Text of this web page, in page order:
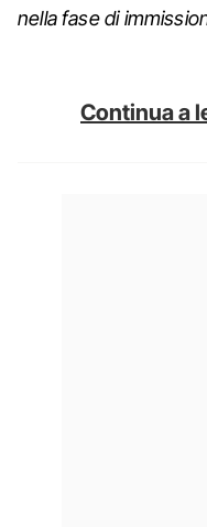
nella fase di
Continua a